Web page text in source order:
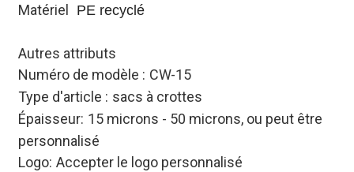
Matériel
PE recyclé
Autres attributs
Numéro de modèle : CW-15
Type d'article : sacs à crottes
Épaisseur: 15 microns - 50 microns, ou peut être
personnalisé
Logo: Accepter le logo personnalisé